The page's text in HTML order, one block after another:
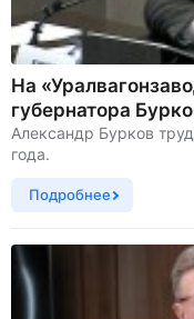
На
губернатора
Александр Бурков
года.
Подробнее